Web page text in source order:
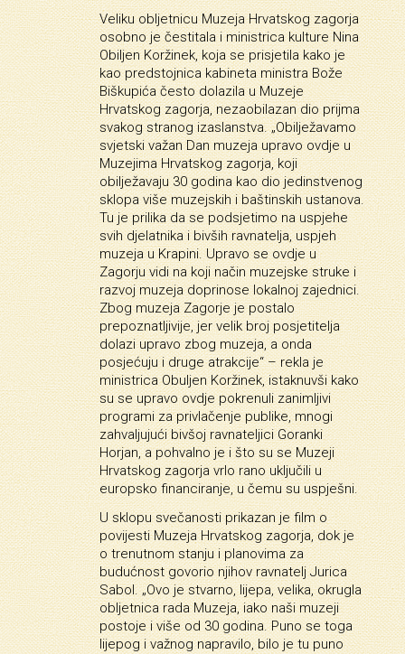
Veliku obljetnicu Muzeja Hrvatskog zagorja
osobno je čestitala i ministrica kulture Nina
Obiljen Koržinek, koja se prisjetila kako je
kao predstojnica kabineta ministra Bože
Biškupića često dolazila u Muzeje
Hrvatskog zagorja, nezaobilazan dio prijma
svakog stranog izaslanstva. „Obilježavamo
svjetski važan Dan muzeja upravo ovdje u
Muzejima Hrvatskog zagorja, koji
obilježavaju 30 godina kao dio jedinstvenog
sklopa više muzejskih i baštinskih ustanova.
Tu je prilika da se podsjetimo na uspjehe
svih djelatnika i bivših ravnatelja, uspjeh
muzeja u Krapini. Upravo se ovdje u
Zagorju vidi na koji način muzejske struke i
razvoj muzeja doprinose lokalnoj zajednici.
Zbog muzeja Zagorje je postalo
prepoznatljivije, jer velik broj posjetitelja
dolazi upravo zbog muzeja, a onda
posjećuju i druge atrakcije“ – rekla je
ministrica Obuljen Koržinek, istaknuvši kako
su se upravo ovdje pokrenuli zanimljivi
programi za privlačenje publike, mnogi
zahvaljujući bivšoj ravnateljici Goranki
Horjan, a pohvalno je i što su se Muzeji
Hrvatskog zagorja vrlo rano uključili u
europsko financiranje, u čemu su uspješni.
U sklopu svečanosti prikazan je film o
povijesti Muzeja Hrvatskog zagorja, dok je
o trenutnom stanju i planovima za
budućnost govorio njihov ravnatelj Jurica
Sabol. „Ovo je stvarno, lijepa, velika, okrugla
obljetnica rada Muzeja, iako naši muzeji
postoje i više od 30 godina. Puno se toga
lijepog i važnog napravilo, bilo je tu puno